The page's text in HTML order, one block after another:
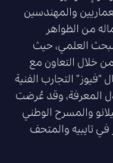
والمهندسين
من الظواهر
العلمي، حيث
خلال التعاون مع
“فيوز” التجارب الفنية
المعرفة، وقد عُرضت
والمسرح الوطني
تايبيه والمتحف